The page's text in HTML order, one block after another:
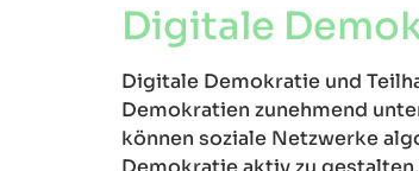
Digitale
Digitale Demokratie und
Demokratien zunehmend
können soziale Netzwerke